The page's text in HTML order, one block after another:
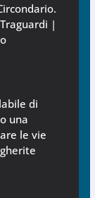
|
di
una
le vie